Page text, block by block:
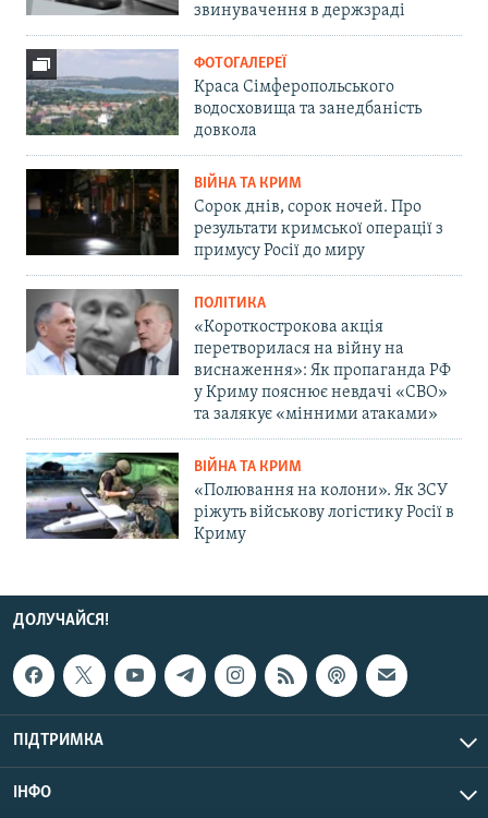
звинувачення в держзраді
ФОТОГАЛЕРЕЇ
Краса Сімферопольського
водосховища та занедбаність
довкола
ВІЙНА ТА КРИМ
Сорок днів, сорок ночей. Про
результати кримської операції з
примусу Росії до миру
ПОЛІТИКА
«Короткострокова акція
перетворилася на війну на
виснаження»: Як пропаганда РФ
у Криму пояснює невдачі «СВО»
та залякує «мінними атаками»
ВІЙНА ТА КРИМ
«Полювання на колони». Як ЗСУ
ріжуть військову логістику Росії в
Криму
ДОЛУЧАЙСЯ!
ПІДТРИМКА
ІНФО